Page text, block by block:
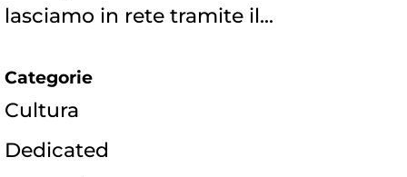
lasciamo in rete tramite il...
Categorie
Cultura
Dedicated